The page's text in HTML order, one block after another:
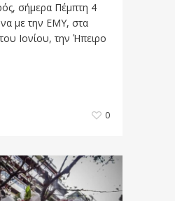
σήμερα Πέμπτη 4
με την ΕΜΥ, στα
Ιονίου, την Ήπειρο
0